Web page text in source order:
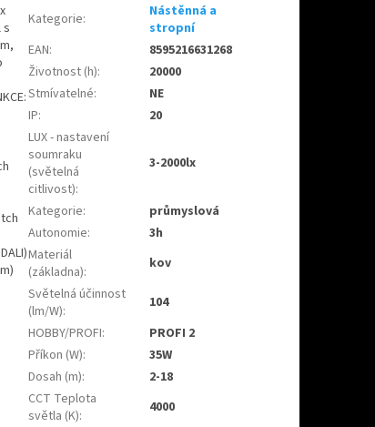
s
Kategorie:
Nástěnná a
stropní
EAN:
8595216631268
Životnost (h):
20000
Stmívatelné:
NE
IP:
20
LUX - nastavení
soumraku
(světelná
citlivost):
3-2000lx
Kategorie:
průmyslová
Autonomie:
3h
Materiál
(základna):
kov
Světelná účinnost
(lm/W):
104
HOBBY/PROFI:
PROFI 2
Příkon (W):
35W
Dosah (m):
2-18
CCT Teplota
světla (K):
4000